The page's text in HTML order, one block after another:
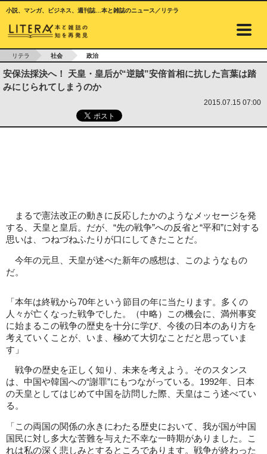
小説、マンガ、ビジネス、週刊誌…本と雑誌のニュース／リテラ
リテラ 社会 政治
安保法採決へ！ 天皇・皇后が“逆賊”安倍首相に抗した言葉は踏
みにじられてしまうのか
2015.07.15 07:00
まるで憲法改正の動きに反応したかのようなメッセージを発
する、天皇と皇后。だが、“先の戦争”への反省と“平和”に対する
思いは、つねづねふたりが口にしてきたことだ。
今年の元旦、天皇が述べた新年の感想は、このようなもの
だ。
「本年は終戦から70年という節目の年に当たります。多くの
人々が亡くなった戦争でした。（中略）この機会に、満州事変
に始まるこの戦争の歴史を十分に学び、今後の日本のあり方を
考えていくことが、いま、極めて大切なことだと思っていま
す」
戦争の歴史を正しく知り、未来を考えよう。そのスタンス
は、中国や韓国への“謝罪”にもつながっている。1992年、日本
の天皇としてはじめて中国を訪問した際、天皇はこう述べてい
る。
「この両国の関係の永きにわたる歴史において、我が国が中国
国民に対し多大な苦難を与えた不幸な一時期がありました。こ
れは私の深く悲しみとするところであります。戦争が終わった